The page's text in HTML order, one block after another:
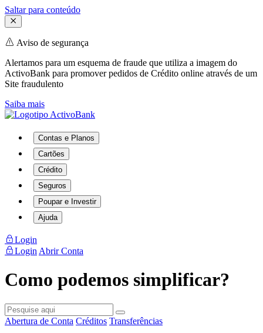
Saltar para conteúdo
Aviso de segurança
Alertamos para um esquema de fraude que utiliza a imagem do
ActivoBank para promover pedidos de Crédito online através de um
Site fraudulento
Saiba mais
Contas e Planos
Cartões
Crédito
Seguros
Poupar e Investir
Ajuda
Login
Login Abrir Conta
Como podemos simplificar?
Abertura de Conta Créditos Transferências